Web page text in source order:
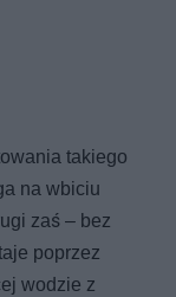
takiego
na wbiciu
zaś – bez
poprzez
wodzie z